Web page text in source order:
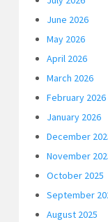
June 2026
May 2026
April 2026
March 2026
February 2026
January 2026
December
November
October 2025
September
August 2025